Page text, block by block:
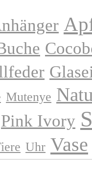
Mutenye
Pink Ivory
Uhr Vase